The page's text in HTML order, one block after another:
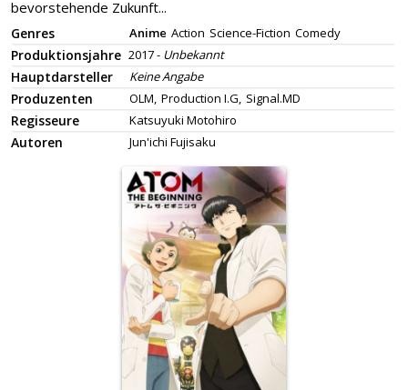
bevorstehende Zukunft...
Genres Anime Action Science-Fiction Comedy
Produktionsjahre 2017 - Unbekannt
Hauptdarsteller Keine Angabe
Produzenten OLM, Production I.G, Signal.MD
Regisseure Katsuyuki Motohiro
Autoren Jun'ichi Fujisaku